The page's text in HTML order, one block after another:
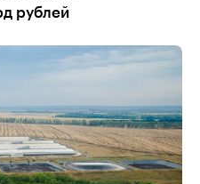
рублей